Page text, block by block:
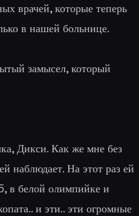
врачей, которые теперь
в нашей больнице.
замысел, который
Дикси. Как же мне без
наблюдает. На этот раз ей
в белой олимпийке и
и эти.. эти огромные